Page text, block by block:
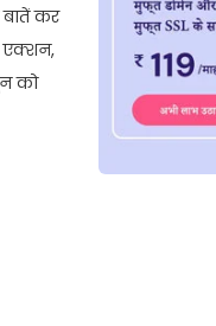
कर
एक्शन,
को